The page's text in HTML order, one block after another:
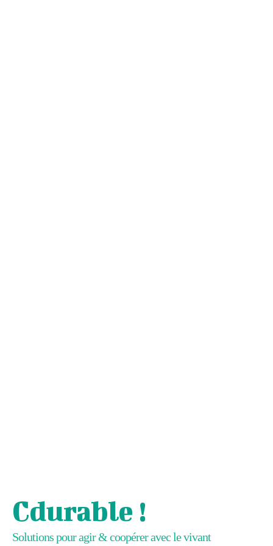
Cdurable !
Solutions pour agir & coopérer avec le vivant